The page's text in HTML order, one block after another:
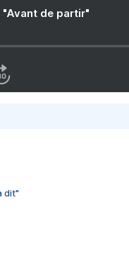
"Avant de partir"
dit"